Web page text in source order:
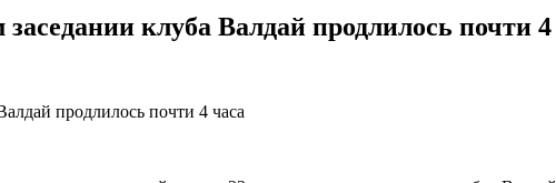
клуба Валдай продлилось почти 4